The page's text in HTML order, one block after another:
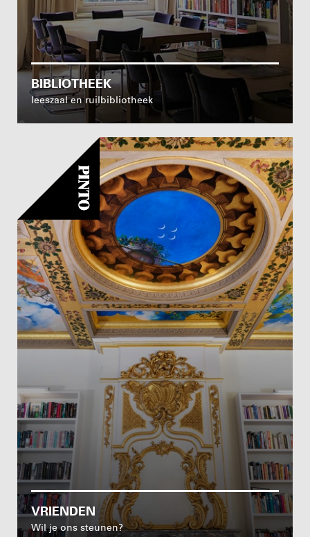
BIBLIOTHEEK
leeszaal en ruilbibliotheek
VRIENDEN
Wil je ons steunen?